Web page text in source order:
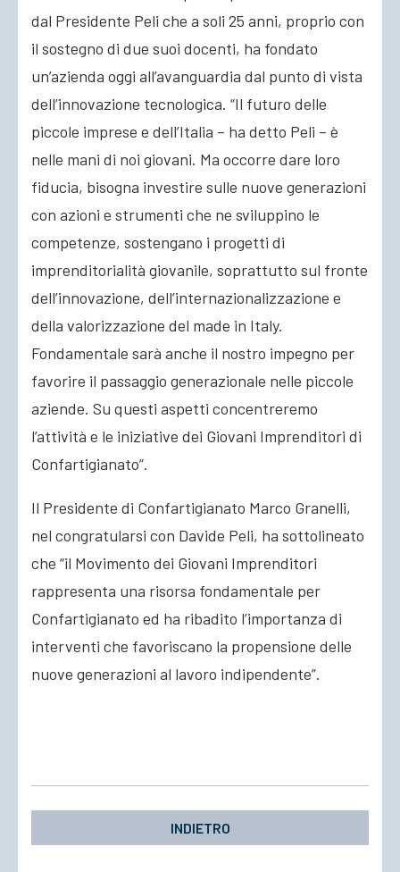
dal Presidente Peli che a soli 25 anni, proprio con
il sostegno di due suoi docenti, ha fondato
un’azienda oggi all’avanguardia dal punto di vista
dell’innovazione tecnologica. “Il futuro delle
piccole imprese e dell’Italia – ha detto Peli – è
nelle mani di noi giovani. Ma occorre dare loro
fiducia, bisogna investire sulle nuove generazioni
con azioni e strumenti che ne sviluppino le
competenze, sostengano i progetti di
imprenditorialità giovanile, soprattutto sul fronte
dell’innovazione, dell’internazionalizzazione e
della valorizzazione del made in Italy.
Fondamentale sarà anche il nostro impegno per
favorire il passaggio generazionale nelle piccole
aziende. Su questi aspetti concentreremo
l’attività e le iniziative dei Giovani Imprenditori di
Confartigianato”.
Il Presidente di Confartigianato Marco Granelli,
nel congratularsi con Davide Peli, ha sottolineato
che “il Movimento dei Giovani Imprenditori
rappresenta una risorsa fondamentale per
Confartigianato ed ha ribadito l’importanza di
interventi che favoriscano la propensione delle
nuove generazioni al lavoro indipendente”.
INDIETRO